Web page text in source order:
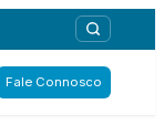
Fale Connosco